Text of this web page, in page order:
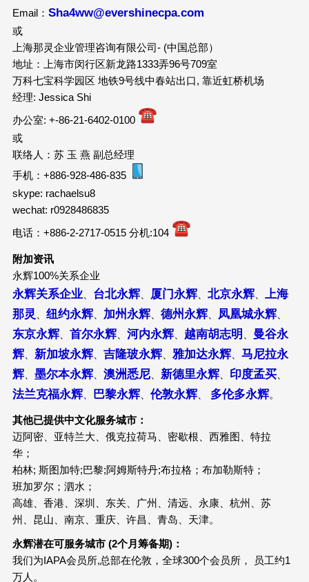
Email： Sha4ww@evershinecpa.com
或
上海那灵企业管理咨询有限公司- (中国总部）
地址：上海市闵行区新龙路1333弄96号709室
万科七宝科学园区 地铁9号线中春站出口, 靠近虹桥机场
经理: Jessica Shi
办公室: +-86-21-6402-0100
或
联络人：苏 玉 燕 副总经理
手机：+886-928-486-835
skype: rachaelsu8
wechat: r0928486835
电话：+886-2-2717-0515 分机:104
附加资讯
永辉100%关系企业
永辉关系企业、 台北永辉、 厦门永辉、 北京永辉、
上海
那灵
纽约永辉、 加州永辉、 德州永辉、 凤凰城永辉、
东京永辉、 首尔永辉、 河内永辉、 越南胡志明
曼谷永
辉、 新加坡永辉、 吉隆玻永辉、 雅加达永辉、 马尼拉永
辉、 墨尔本永辉、 澳洲悉尼、 新德里永辉、 印度孟买、
法兰克福永辉、 巴黎永辉、 伦敦永辉、 多伦多永辉。
其他已提供中文化服务城市：
迈阿密、亚特兰大、俄克拉荷马、密歇根、西雅图、特拉
华；
柏林; 斯图加特;巴黎;阿姆斯特丹;布拉格；布加勒斯特；
班加罗尔；泗水；
高雄、香港、深圳、东关、广州、清远、永康、杭州、苏
州、昆山、南京、重庆、许昌、青岛、天津。
永辉潜在可服务城市 (2个月筹备期)：
我们为IAPA会员所,总部在伦敦，全球300个会员所， 员工约1
万人。